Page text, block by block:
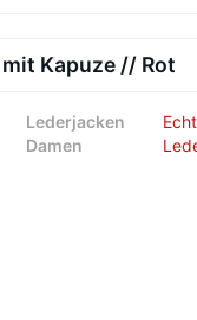
Kapuze // Rot
Lederjacken
Damen